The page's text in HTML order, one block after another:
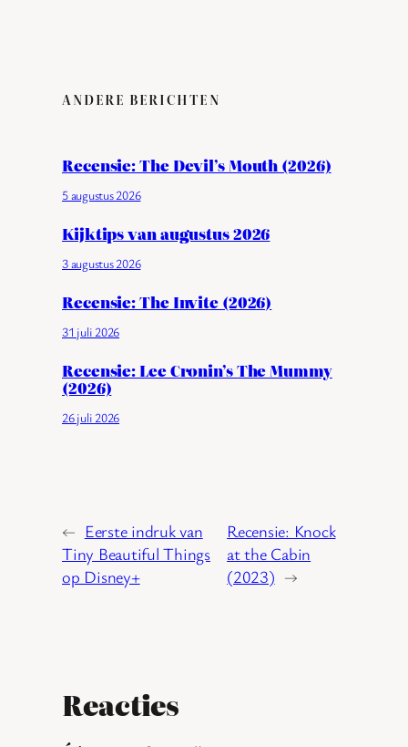
ANDERE BERICHTEN
Recensie: The Devil’s Mouth (2026)
5 augustus 2026
Kijktips van augustus 2026
3 augustus 2026
Recensie: The Invite (2026)
31 juli 2026
Recensie: Lee Cronin’s The Mummy
(2026)
26 juli 2026
← Eerste indruk van
Tiny Beautiful Things
op Disney+
Recensie: Knock
at the Cabin
(2023) →
Reacties